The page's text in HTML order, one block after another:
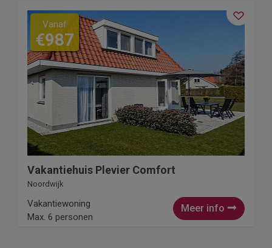
Vanaf
€987
Vakantiehuis Plevier Comfort
Noordwijk
Meer info
Vakantiewoning
Max. 6 personen